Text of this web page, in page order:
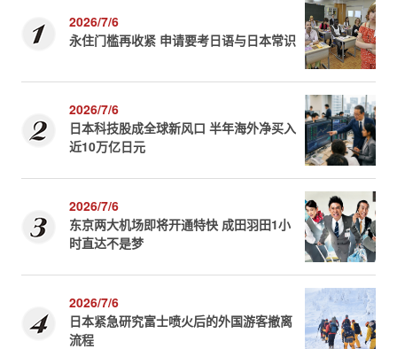
2026/7/6
永住门槛再收紧 申请要考日语与日本常识
2026/7/6
日本科技股成全球新风口 半年海外净买入
近10万亿日元
2026/7/6
东京两大机场即将开通特快 成田羽田1小
时直达不是梦
2026/7/6
日本紧急研究富士喷火后的外国游客撤离
流程